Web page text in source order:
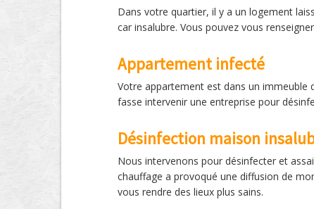
Dans votre quartier, il y a un logement
car insalubre. Vous pouvez vous
Appartement infecté
Votre appartement est dans un immeuble
fasse intervenir une entreprise pour
Désinfection maison
Nous intervenons pour désinfecter et
chauffage a provoqué une diffusion de
vous rendre des lieux plus sains.